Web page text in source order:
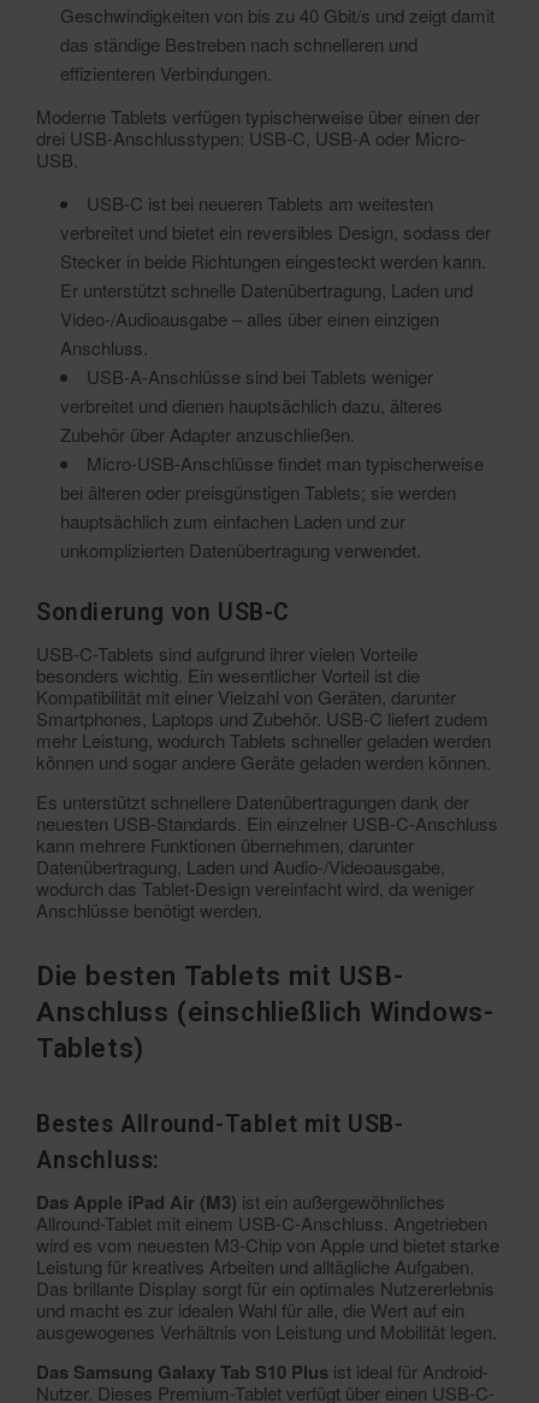
Geschwindigkeiten von bis zu 40 Gbit/s und zeigt damit
das ständige Bestreben nach schnelleren und
effizienteren Verbindungen.
Moderne Tablets verfügen typischerweise über einen der
drei USB-Anschlusstypen: USB-C, USB-A oder Micro-
USB.
USB-C ist bei neueren Tablets am weitesten
verbreitet und bietet ein reversibles Design, sodass der
Stecker in beide Richtungen eingesteckt werden kann.
Er unterstützt schnelle Datenübertragung, Laden und
Video-/Audioausgabe – alles über einen einzigen
Anschluss.
USB-A-Anschlüsse sind bei Tablets weniger
verbreitet und dienen hauptsächlich dazu, älteres
Zubehör über Adapter anzuschließen.
Micro-USB-Anschlüsse findet man typischerweise
bei älteren oder preisgünstigen Tablets; sie werden
hauptsächlich zum einfachen Laden und zur
unkomplizierten Datenübertragung verwendet.
Sondierung von USB-C
USB-C-Tablets sind aufgrund ihrer vielen Vorteile
besonders wichtig. Ein wesentlicher Vorteil ist die
Kompatibilität mit einer Vielzahl von Geräten, darunter
Smartphones, Laptops und Zubehör. USB-C liefert zudem
mehr Leistung, wodurch Tablets schneller geladen werden
können und sogar andere Geräte geladen werden können.
Es unterstützt schnellere Datenübertragungen dank der
neuesten USB-Standards. Ein einzelner USB-C-Anschluss
kann mehrere Funktionen übernehmen, darunter
Datenübertragung, Laden und Audio-/Videoausgabe,
wodurch das Tablet-Design vereinfacht wird, da weniger
Anschlüsse benötigt werden.
Die besten Tablets mit USB-
Anschluss (einschließlich Windows-
Tablets)
Bestes Allround-Tablet mit USB-
Anschluss:
Das Apple iPad Air (M3) ist ein außergewöhnliches
Allround-Tablet mit einem USB-C-Anschluss. Angetrieben
wird es vom neuesten M3-Chip von Apple und bietet starke
Leistung für kreatives Arbeiten und alltägliche Aufgaben.
Das brillante Display sorgt für ein optimales Nutzererlebnis
und macht es zur idealen Wahl für alle, die Wert auf ein
ausgewogenes Verhältnis von Leistung und Mobilität legen.
Das Samsung Galaxy Tab S10 Plus ist ideal für Android-
Nutzer. Dieses Premium-Tablet verfügt über einen USB-C-